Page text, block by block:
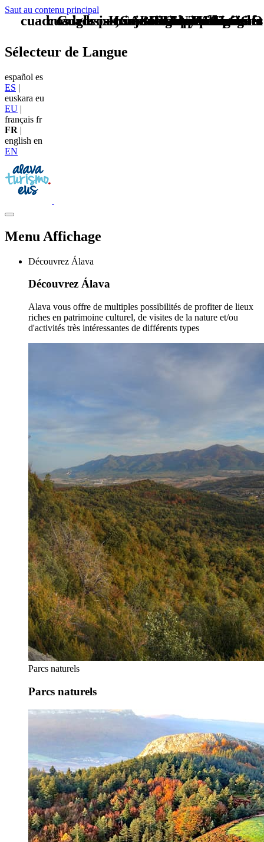
Saut au contenu principal
TU - LOGO
Sélecteur de Langue
español es
ES |
euskara eu
EU |
français fr
FR |
english en
EN
Menu Affichage
Découvrez Álava
Découvrez Álava
Alava vous offre de multiples possibilités de profiter de lieux
riches en patrimoine culturel, de visites de la nature et/ou
d'activités très intéressantes de différents types
Parcs naturels
Parcs naturels
BAN PAtrimonio
CAB TIT patrimonio fr
Cuadros-conjuntos monumentales
cuadros patrimonio arqueológico fr
cuadros museos fr
cuadros iglesias, santuarios y palacios fr
Home Logo pie de página
Pie Home Turismo